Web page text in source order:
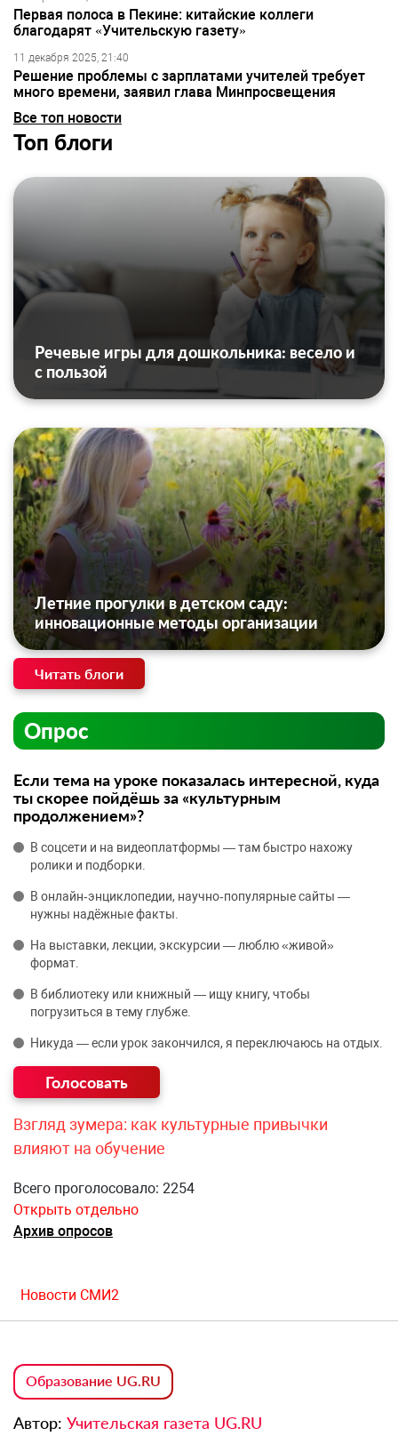
Первая полоса в Пекине: китайские коллеги
благодарят «Учительскую газету»
11 декабря 2025, 21:40
Решение проблемы с зарплатами учителей требует
много времени, заявил глава Минпросвещения
Все топ новости
Топ блоги
Речевые игры для дошкольника: весело и
с пользой
Летние прогулки в детском саду:
инновационные методы организации
Читать блоги
Опрос
Если тема на уроке показалась интересной, куда
ты скорее пойдёшь за «культурным
продолжением»?
В соцсети и на видеоплатформы — там быстро нахожу
ролики и подборки.
В онлайн‑энциклопедии, научно‑популярные сайты —
нужны надёжные факты.
На выставки, лекции, экскурсии — люблю «живой»
формат.
В библиотеку или книжный — ищу книгу, чтобы
погрузиться в тему глубже.
Никуда — если урок закончился, я переключаюсь на отдых.
Взгляд зумера: как культурные привычки
влияют на обучение
Всего проголосовало: 2254
Открыть отдельно
Архив опросов
Новости СМИ2
Образование UG.RU
Автор: Учительская газета UG.RU